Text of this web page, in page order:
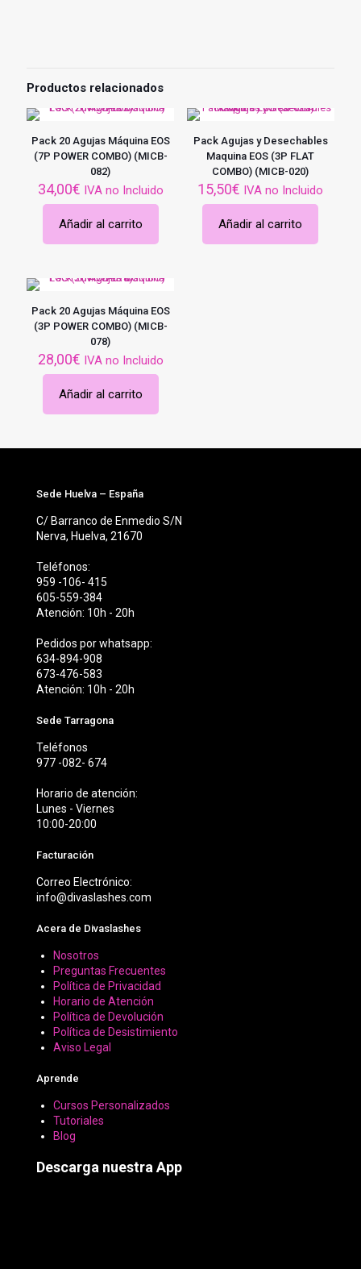
Productos relacionados
Pack 20 Agujas Máquina EOS
(7P POWER COMBO) (MICB-
082)
34,00€ IVA no Incluido
Añadir al carrito
Pack Agujas y Desechables
Maquina EOS (3P FLAT
COMBO) (MICB-020)
15,50€ IVA no Incluido
Añadir al carrito
Pack 20 Agujas Máquina EOS
(3P POWER COMBO) (MICB-
078)
28,00€ IVA no Incluido
Añadir al carrito
Sede Huelva – España
C/ Barranco de Enmedio S/N
Nerva, Huelva, 21670
Teléfonos:
959 -106- 415
605-559-384
Atención: 10h - 20h
Pedidos por whatsapp:
634-894-908
673-476-583
Atención: 10h - 20h
Sede Tarragona
Teléfonos
977 -082- 674
Horario de atención:
Lunes - Viernes
10:00-20:00
Facturación
Correo Electrónico:
info@divaslashes.com
Acera de Divaslashes
Nosotros
Preguntas Frecuentes
Política de Privacidad
Horario de Atención
Política de Devolución
Política de Desistimiento
Aviso Legal
Aprende
Cursos Personalizados
Tutoriales
Blog
Descarga nuestra App